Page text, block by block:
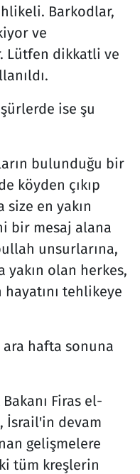
Barkodlar,
ve
Lütfen dikkatli ve
ise şu
bulunduğu bir
köyden çıkıp
size en yakın
bir mesaj alana
unsurlarına,
yakın olan herkes,
tehlikeye
hafta sonuna
Firas el-
İsrail'in devam
gelişmelere
tüm kreşlerin